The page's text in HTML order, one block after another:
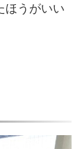
ほうがいい